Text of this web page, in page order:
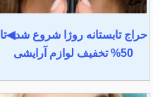
حراج تابستانه روژا شروع شد◀تا
50% تخفیف لوازم آرایشی